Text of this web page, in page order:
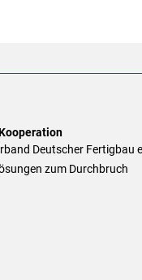
Deutscher Fertigbau
zum Durchbruch